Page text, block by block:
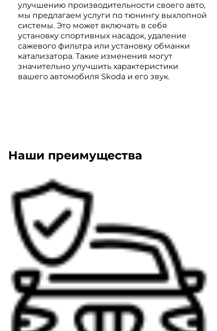
улучшению производительности своего авто,
мы предлагаем услуги по тюнингу выхлопной
системы. Это может включать в себя
установку спортивных насадок, удаление
сажевого фильтра или установку обманки
катализатора. Такие изменения могут
значительно улучшить характеристики
вашего автомобиля Skoda и его звук.
Наши преимущества